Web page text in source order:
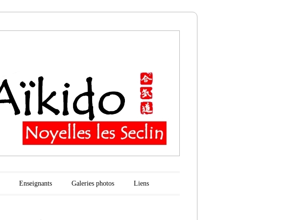
Enseignants Galeries photos Liens